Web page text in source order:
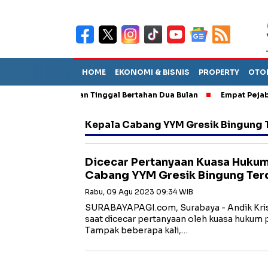
HOME EKONOMI & BISNIS PROPERTY
Diperkirakan Tinggal Bertahan Dua Bulan Empat Pejabat
Kepala Cabang YYM Gresik Bingung
Dicecar Pertanyaan Kuasa
Cabang YYM Gresik Bingung
Rabu, 09 Agu 2023 09:34 WIB
SURABAYAPAGI.com, Surabaya - Andik
saat dicecar pertanyaan oleh kuasa hukum
Tampak beberapa kali,…